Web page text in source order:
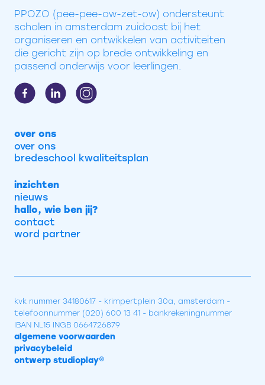
PPOZO (pee-pee-ow-zet-ow) ondersteunt
scholen in amsterdam zuidoost bij het
organiseren en ontwikkelen van activiteiten
die gericht zijn op brede ontwikkeling en
passend onderwijs voor leerlingen.
over ons
over ons
bredeschool kwaliteitsplan
inzichten
nieuws
hallo, wie ben jij?
contact
word partner
kvk nummer 34180617 - krimpertplein 30a, amsterdam -
telefoonnummer (020) 600 13 41 - bankrekeningnummer
IBAN NL15 INGB 0664726879
algemene voorwaarden
privacybeleid
ontwerp studioplay®